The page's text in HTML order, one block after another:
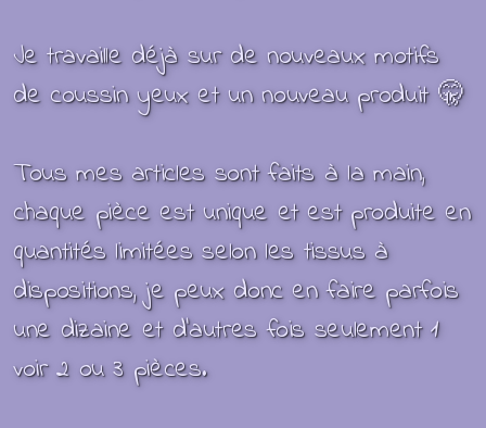
Je travaille déjà sur de nouveaux motifs
de coussin yeux et un nouveau produit 🤫
Tous mes articles sont faits à la main,
chaque pièce est unique et est produite en
quantités limitées selon les tissus à
dispositions, je peux donc en faire parfois
une dizaine et d'autres fois seulement 1
voir 2 ou 3 pièces.